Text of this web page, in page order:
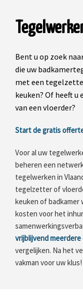
Bent u op zoek
die uw
met een
keuken? Of heeft u
van een vloerder?
Start de gratis
Voor al uw
beheren een
tegelwerken in
tegelzetter of
keuken of badkamer
kosten voor het
vrijblijvend
vergelijken. Na het
vakman voor uw klus!